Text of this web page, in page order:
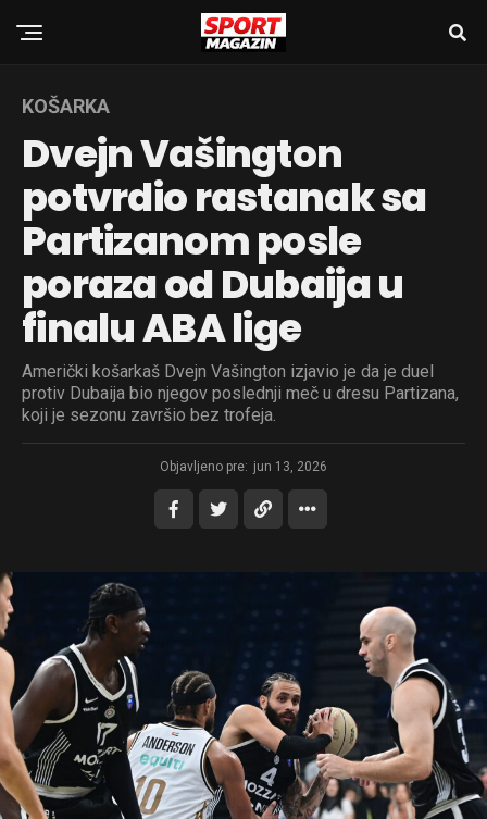
KOŠARKA
Dvejn Vašington
potvrdio rastanak sa
Partizanom posle
poraza od Dubaija u
finalu ABA lige
Američki košarkaš Dvejn Vašington izjavio je da je duel
protiv Dubaija bio njegov poslednji meč u dresu Partizana,
koji je sezonu završio bez trofeja.
Objavljeno pre: jun 13, 2026